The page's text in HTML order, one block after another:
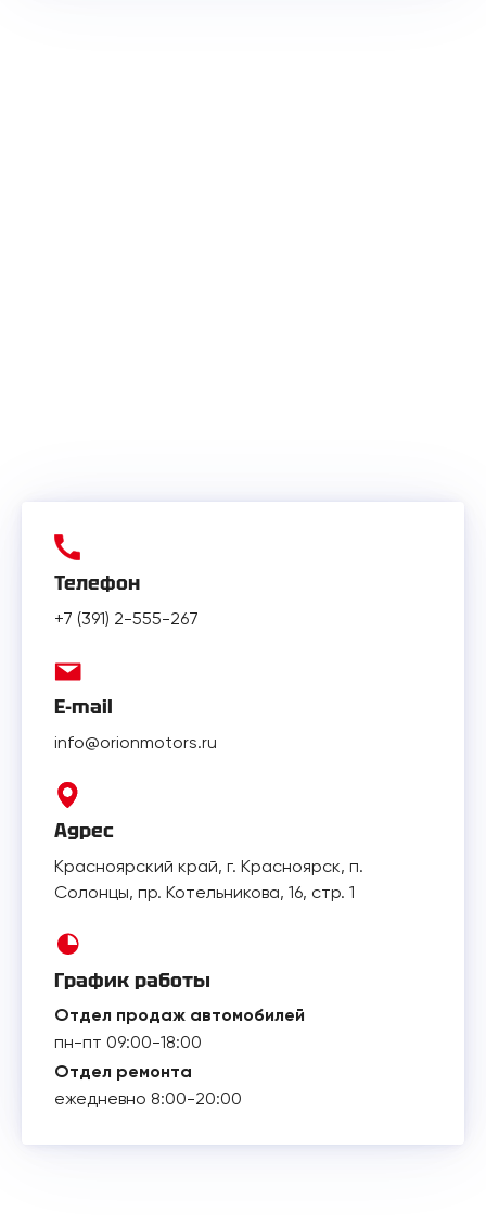
Телефон
+7 (391) 2-555-267
E-mail
info@orionmotors.ru
Адрес
Красноярский край, г. Красноярск, п.
Солонцы, пр. Котельникова, 16, стр. 1
График работы
Отдел продаж автомобилей
пн-пт 09:00-18:00
Отдел ремонта
ежедневно 8:00-20:00